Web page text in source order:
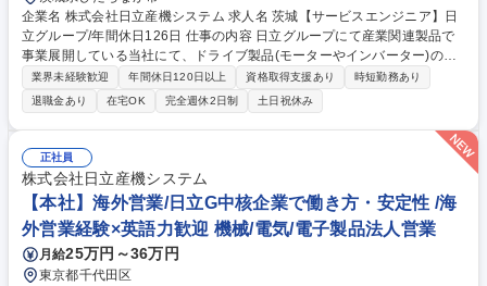
企業名 株式会社日立産機システム 求人名 茨城【サービスエンジニア】日
立グループ/年間休日126日 仕事の内容 日立グループにて産業関連製品で
事業展開している当社にて、ドライブ製品(モーターやインバーター)のサ
ービスエンジニア業務をお任せいたします。 【職務詳細】 顧客先に設置
されているドライブ製品について、設置後のアフターメンテナンス対応
(保守メンテナンス対応、修理・更新計画の提案等) 【魅力】 機械や装置に
触れ、顧客の喜ぶ顔や生の声に直接触れることができます。 募集職種 茨
城【サービスエンジニア】日立グループ/年間休日126日
業界未経験歓迎 年間休日120日以上 資格取得支援あり
時短勤務あり
退職金あり
在宅OK 完全週休2日制 土日祝休み
正社員
株式会社日立産機システム
【本社】海外営業/日立G中核企業で働き方・安定性 /海
外営業経験×英語力歓迎 機械/電気/電子製品法人営業
月給25万円～36万円
東京都千代田区